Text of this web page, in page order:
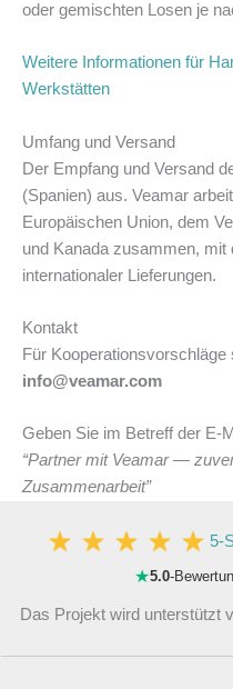
oder gemischten Losen je
Weitere Informationen für
Werkstätten
Umfang und Versand
Der Empfang und Versand
(Spanien) aus. Veamar
Europäischen Union, dem
und Kanada zusammen,
internationaler Lieferungen.
Kontakt
Für Kooperationsvorschläge
info@veamar.com
Geben Sie im Betreff der E-
“Partner mit Veamar —
Zusammenarbeit”
5-
★5.0-
Das Projekt wird unterstützt